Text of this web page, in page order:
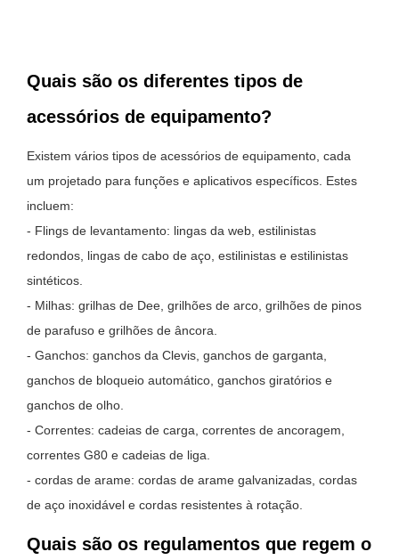
Quais são os diferentes tipos de
acessórios de equipamento?
Existem vários tipos de acessórios de equipamento, cada
um projetado para funções e aplicativos específicos. Estes
incluem:
- Flings de levantamento: lingas da web, estilinistas
redondos, lingas de cabo de aço, estilinistas e estilinistas
sintéticos.
- Milhas: grilhas de Dee, grilhões de arco, grilhões de pinos
de parafuso e grilhões de âncora.
- Ganchos: ganchos da Clevis, ganchos de garganta,
ganchos de bloqueio automático, ganchos giratórios e
ganchos de olho.
- Correntes: cadeias de carga, correntes de ancoragem,
correntes G80 e cadeias de liga.
- cordas de arame: cordas de arame galvanizadas, cordas
de aço inoxidável e cordas resistentes à rotação.
Quais são os regulamentos que regem o